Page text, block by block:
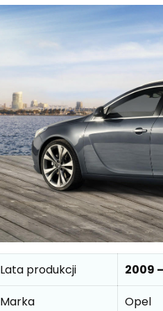
Lata produkcji
2009
Marka
Opel